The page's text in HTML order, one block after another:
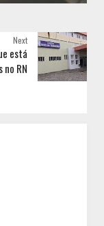
Next
está
RN